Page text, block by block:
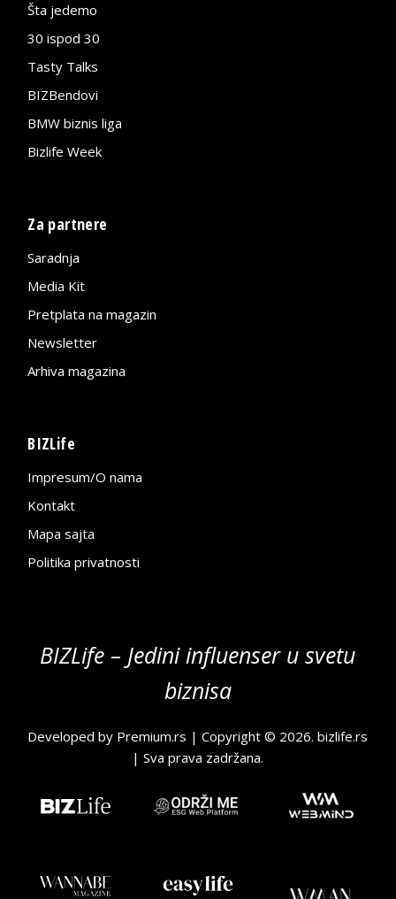
Šta jedemo
30 ispod 30
Tasty Talks
BIZBendovi
BMW biznis liga
Bizlife Week
Za partnere
Saradnja
Media Kit
Pretplata na magazin
Newsletter
Arhiva magazina
BIZLife
Impresum/O nama
Kontakt
Mapa sajta
Politika privatnosti
BIZLife – Jedini influenser u svetu
biznisa
Developed by Premium.rs | Copyright © 2026.bizlife.rs
| Sva prava zadržana.